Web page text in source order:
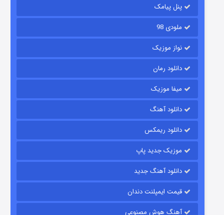
قسمت15 (دوبله) منتشر شد
پنل پیامک
ملودی 98
نواز موزیک
دانلود رمان
میفا موزیک
دانلود آهنگ
دانلود ریمکس
موزیک جدید پاپ
دانلود آهنگ جدید
قیمت ایمپلنت دندان
آهنگ هوش مصنوعی